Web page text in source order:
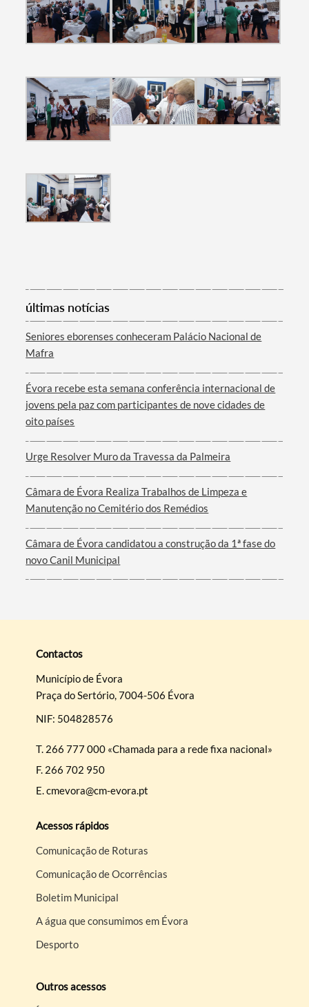
Categorias gerais
Filtros
últimas notícias
Seniores eborenses conheceram Palácio Nacional de
Mafra
Évora recebe esta semana conferência internacional de
jovens pela paz com participantes de nove cidades de
oito países
Urge Resolver Muro da Travessa da Palmeira
Câmara de Évora Realiza Trabalhos de Limpeza e
Manutenção no Cemitério dos Remédios
Câmara de Évora candidatou a construção da 1ª fase do
novo Canil Municipal
Contactos
Município de Évora
Praça do Sertório, 7004-506 Évora
NIF: 504828576
T. 266 777 000 «Chamada para a rede fixa nacional»
F. 266 702 950
E.cmevora@cm-evora.pt
Acessos rápidos
Comunicação de Roturas
Comunicação de Ocorrências
Boletim Municipal
A água que consumimos em Évora
Desporto
Outros acessos